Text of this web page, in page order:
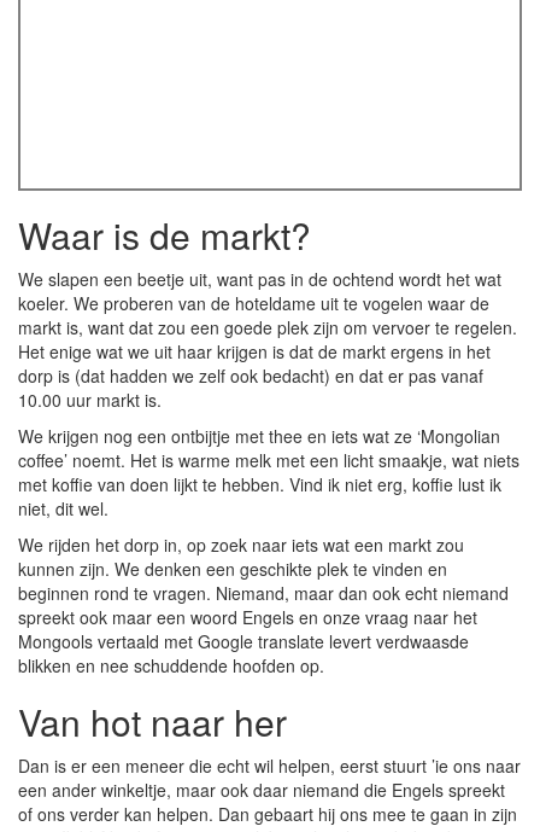
Waar is de markt?
We slapen een beetje uit, want pas in de ochtend wordt het wat
koeler. We proberen van de hoteldame uit te vogelen waar de
markt is, want dat zou een goede plek zijn om vervoer te regelen.
Het enige wat we uit haar krijgen is dat de markt ergens in het
dorp is (dat hadden we zelf ook bedacht) en dat er pas vanaf
10.00 uur markt is.
We krijgen nog een ontbijtje met thee en iets wat ze ‘Mongolian
coffee’ noemt. Het is warme melk met een licht smaakje, wat niets
met koffie van doen lijkt te hebben. Vind ik niet erg, koffie lust ik
niet, dit wel.
We rijden het dorp in, op zoek naar iets wat een markt zou
kunnen zijn. We denken een geschikte plek te vinden en
beginnen rond te vragen. Niemand, maar dan ook echt niemand
spreekt ook maar een woord Engels en onze vraag naar het
Mongools vertaald met Google translate levert verdwaasde
blikken en nee schuddende hoofden op.
Van hot naar her
Dan is er een meneer die echt wil helpen, eerst stuurt ’ie ons naar
een ander winkeltje, maar ook daar niemand die Engels spreekt
of ons verder kan helpen. Dan gebaart hij ons mee te gaan in zijn